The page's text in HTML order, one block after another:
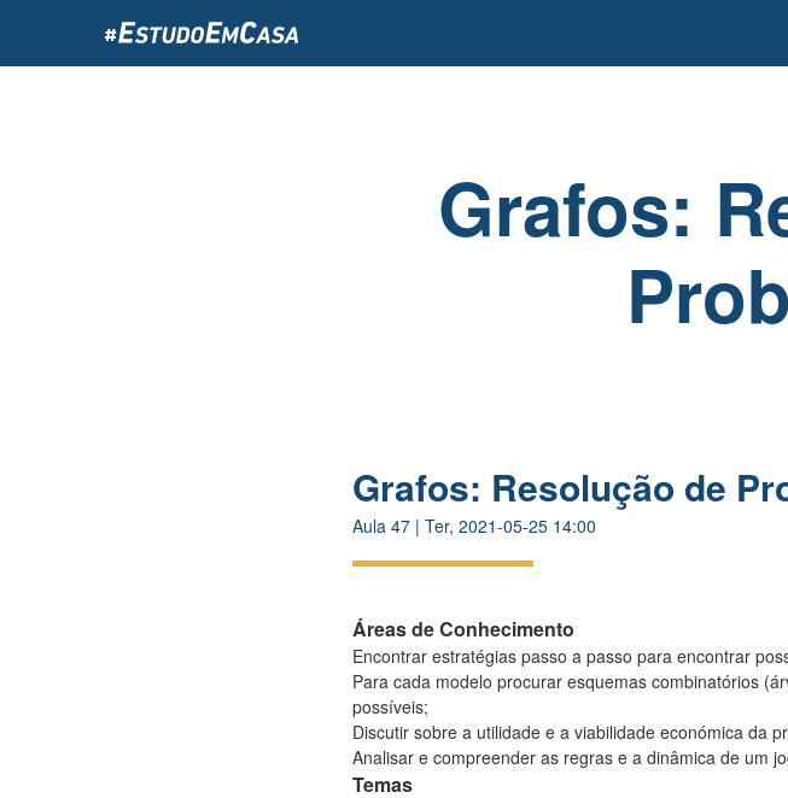
o
Grafos:
Grafos: Resolução de
Aula 47 | Ter, 2021-05-25 14:00
Áreas de Conhecimento
Encontrar estratégias passo a passo para encontrar
Para cada modelo procurar esquemas combinatórios
possíveis;
Discutir sobre a utilidade e a viabilidade económica da
Analisar e compreender as regras e a dinâmica de um
Temas